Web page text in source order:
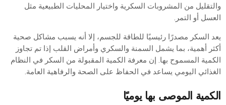
والتقليل من المشروبات السكرية واختيار المحليات الطبيعية مثل
العسل أو التمر.
يعد السكر مصدرًا رئيسيًا للطاقة للجسم، إلا أنه يسبب مشاكل صحية
أكثر أهمية، بما يشمل السمنة والسكري وأمراض القلب إذا تم تجاوز
الكمية المسموح بها. إن معرفة الكمية المقبولة من السكر في النظام
الغذائي اليومي يساعد في الحفاظ على الصحة والرفاهية العامة.
الكمية الموصى بها يوميًا